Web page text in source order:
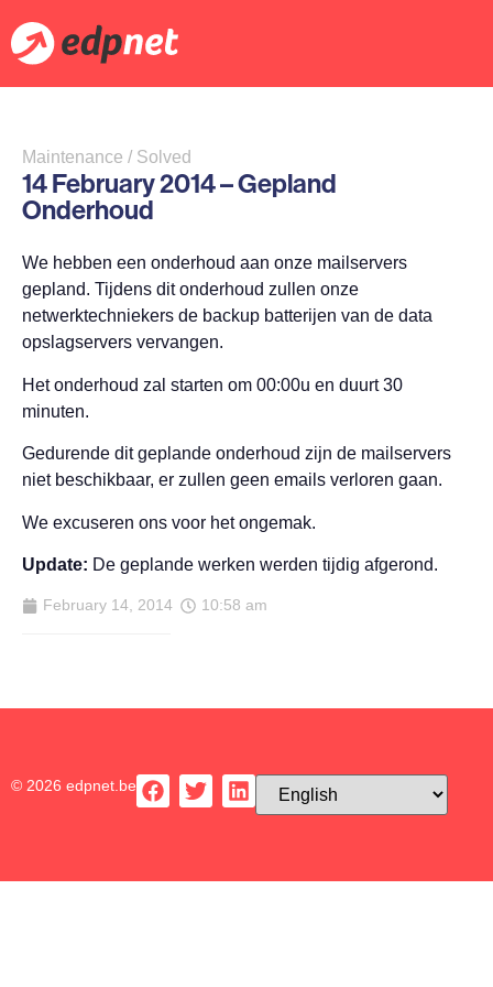
Maintenance / Solved
14 February 2014 – Gepland
Onderhoud
We hebben een onderhoud aan onze mailservers
gepland. Tijdens dit onderhoud zullen onze
netwerktechniekers de backup batterijen van de data
opslagservers vervangen.
Het onderhoud zal starten om 00:00u en duurt 30
minuten.
Gedurende dit geplande onderhoud zijn de mailservers
niet beschikbaar, er zullen geen emails verloren gaan.
We excuseren ons voor het ongemak.
Update: De geplande werken werden tijdig afgerond.
February 14, 2014 10:58 am
© 2026 edpnet.be